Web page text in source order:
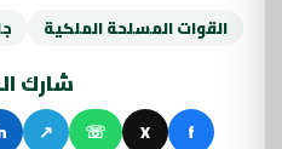
القوات المسلحة الملكية
شارك
f
X
☏
↗